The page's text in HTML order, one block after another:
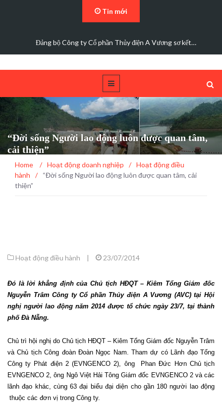
Tin mới
Đảng bộ Công ty Cổ phần Thủy điện A Vương sơ kết…
“Đời sống Người lao động luôn được quan tâm,
cải thiện”
Home / Hoạt động doanh nghiệp / Hoạt động điều
hành
/
“Đời sống Người lao động luôn được quan tâm, cải
thiện”
Hoạt động điều hành | 23/07/2014
Đó là lời khẳng định của Chủ tịch HĐQT – Kiêm Tổng Giám đốc
Nguyễn Trâm Công ty Cổ phần Thủy điện A Vương (AVC) tại Hội
nghị người lao động năm 2014 được tổ chức ngày 23/7, tại thành
phố Đà Nẵng.
Chủ trì hội nghị do Chủ tịch HĐQT – Kiêm Tổng Giám đốc Nguyễn Trâm
và Chủ tịch Công đoàn Đoàn Ngọc Nam. Tham dự có Lãnh đạo Tổng
Công ty Phát điện 2 (EVNGENCO 2), ông Phan Đức Hơn Chủ tịch
EVNGENCO 2, ông Ngô Việt Hải Tông Giám đốc EVNGENCO 2 và các
lãnh đạo khác, cùng 63 đại biểu đại diện cho gần 180 người lao động
thuộc các đơn vị trong Công ty.